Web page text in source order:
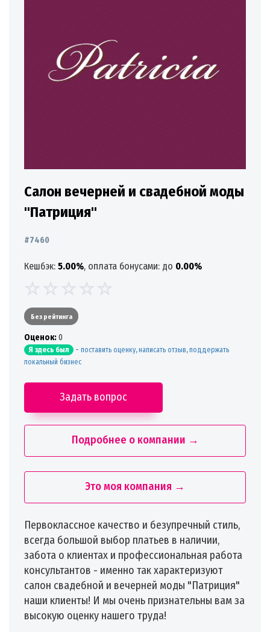
Салон вечерней и свадебной моды
"Патриция"
#7460
Кешбэк: 5.00%, оплата бонусами: до 0.00%
Без рейтинга
Oценок:0
Я здесь был - поставить оценку, написать отзыв, поддержать
локальный бизнес
Задать вопрос
Подробнее о компании →
Это моя компания →
Первоклассное качество и безупречный стиль,
всегда большой выбор платьев в наличии,
забота о клиентах и профессиональная работа
консультантов - именно так характеризуют
салон свадебной и вечерней моды "Патриция"
наши клиенты! И мы очень признательны вам за
высокую оценку нашего труда!